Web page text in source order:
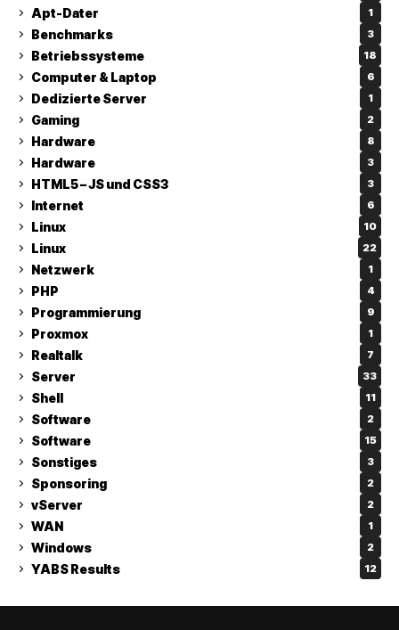
Apt-Dater 1
Benchmarks 3
Betriebssysteme 18
Computer & Laptop 6
Dedizierte Server 1
Gaming 2
Hardware 8
Hardware 3
HTML5 – JS und CSS3 3
Internet 6
Linux 10
Linux 22
Netzwerk 1
PHP 4
Programmierung 9
Proxmox 1
Realtalk 7
Server 33
Shell 11
Software 2
Software 15
Sonstiges 3
Sponsoring 2
vServer 2
WAN 1
Windows 2
YABS Results 12